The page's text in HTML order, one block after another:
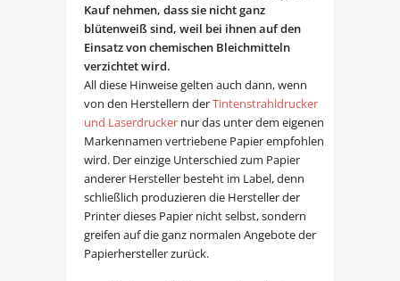
Kauf nehmen, dass sie nicht ganz
blütenweiß sind, weil bei ihnen auf den
Einsatz von chemischen Bleichmitteln
verzichtet wird.
All diese Hinweise gelten auch dann, wenn
von den Herstellern derTintenstrahldrucker
und Laserdruckernur das unter dem eigenen
Markennamen vertriebene Papier empfohlen
wird. Der einzige Unterschied zum Papier
anderer Hersteller besteht im Label, denn
schließlich produzieren die Hersteller der
Printer dieses Papier nicht selbst, sondern
greifen auf die ganz normalen Angebote der
Papierhersteller zurück.